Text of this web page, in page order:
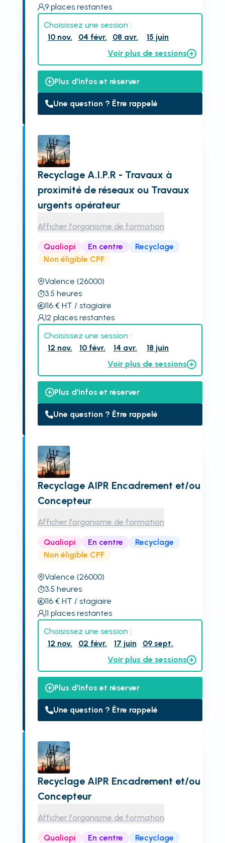
9 places restantes
Choisissez une session :
10 nov.
04 févr. 08 avr.
15 juin
Voir plus de sessions
Plus d'infos et réserver
Une question ? Être rappelé
Recyclage A.I.P.R - Travaux à
proximité de réseaux ou Travaux
urgents opérateur
Afficher l'organisme de formation
Qualiopi En centre
Recyclage
Non éligible CPF
Valence (26000)
3.5 heures
116€ HT / stagiaire
12 places restantes
Choisissez une session :
12 nov.
10 févr. 14 avr.
18 juin
Voir plus de sessions
Plus d'infos et réserver
Une question ? Être rappelé
Recyclage AIPR Encadrement et/ou
Concepteur
Afficher l'organisme de formation
Qualiopi En centre
Recyclage
Non éligible CPF
Valence (26000)
3.5 heures
116€ HT / stagiaire
11 places restantes
Choisissez une session :
12 nov.
02 févr. 17 juin
09 sept.
Voir plus de sessions
Plus d'infos et réserver
Une question ? Être rappelé
Recyclage AIPR Encadrement et/ou
Concepteur
Afficher l'organisme de formation
Qualiopi En centre
Recyclage